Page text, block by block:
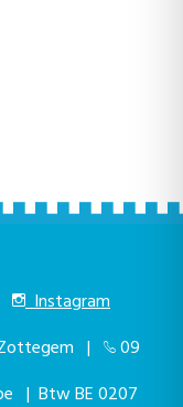
Instagram
|
09
| Btw BE 0207